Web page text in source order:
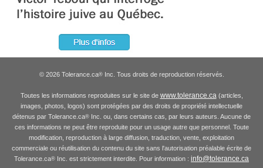
© 2026 Tolerance.ca®Inc. Tous droits de reproduction réservés.
Toutes les informations reproduites sur le site de www.tolerance.ca(articles,
images, photos, logos) sont protégées par des droits de propriété intellectuelle
détenus par Tolerance.ca® Inc. ou, dans certains cas, par leurs auteurs. Aucune de
ces informations ne peut être reproduite pour un usage autre que personnel. Toute
modification, reproduction à large diffusion, traduction, vente, exploitation
commerciale ou réutilisation du contenu du site sans l'autorisation préalable écrite de
Tolerance.ca® Inc. est strictement interdite. Pour information : info@tolerance.ca